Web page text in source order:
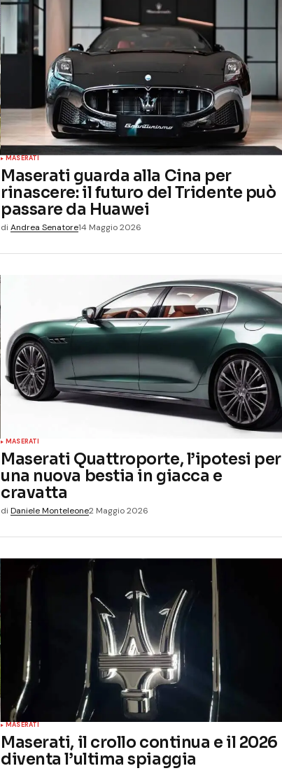
MASERATI
Maserati guarda alla Cina per
rinascere: il futuro del Tridente può
passare da Huawei
di Andrea Senatore14 Maggio 2026
MASERATI
Maserati Quattroporte, l’ipotesi per
una nuova bestia in giacca e
cravatta
di Daniele Monteleone2 Maggio 2026
MASERATI
Maserati, il crollo continua e il 2026
diventa l’ultima spiaggia